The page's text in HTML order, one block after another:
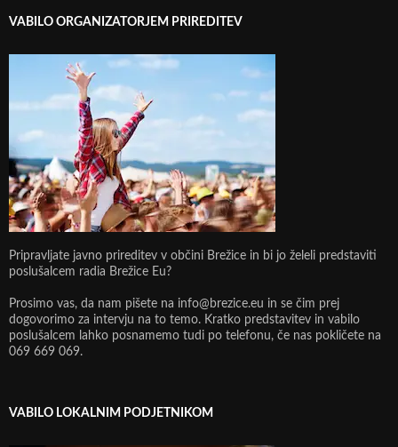
VABILO ORGANIZATORJEM PRIREDITEV
Pripravljate javno prireditev v občini Brežice in bi jo želeli predstaviti
poslušalcem radia Brežice Eu?
Prosimo vas, da nam pišete na info@brezice.eu in se čim prej
dogovorimo za intervju na to temo. Kratko predstavitev in vabilo
poslušalcem lahko posnamemo tudi po telefonu, če nas pokličete na
069 669 069.
VABILO LOKALNIM PODJETNIKOM